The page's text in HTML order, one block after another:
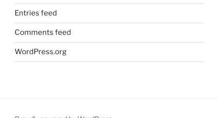
Entries feed
Comments feed
WordPress.org